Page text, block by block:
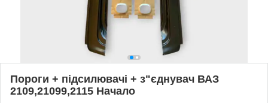
Пороги + підсилювачі + з"єднувач ВАЗ
2109,21099,2115 Начало